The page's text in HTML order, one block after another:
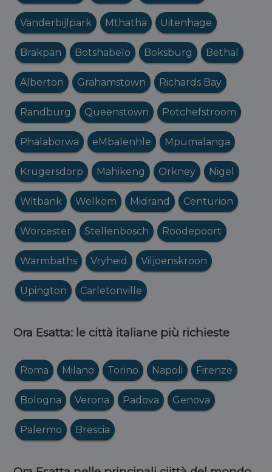
Vanderbijlpark Mthatha Uitenhage
Brakpan Botshabelo Boksburg Bethal
Alberton Grahamstown Richards Bay
Randburg Queenstown Potchefstroom
Phalaborwa eMbalenhle Mpumalanga
Krugersdorp Mahikeng Orkney Nigel
Witbank Welkom Midrand Centurion
Worcester Stellenbosch Roodepoort
Warmbaths Vryheid Viljoenskroon
Upington Carletonville
Ora Esatta: le città italiane più richieste
Roma Milano Torino Napoli Firenze
Bologna Verona Padova Genova
Palermo Brescia